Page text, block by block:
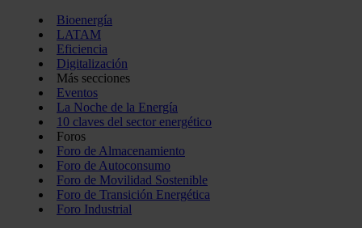
Bioenergía
LATAM
Eficiencia
Digitalización
Más secciones
Eventos
La Noche de la Energía
10 claves del sector energético
Foros
Foro de Almacenamiento
Foro de Autoconsumo
Foro de Movilidad Sostenible
Foro de Transición Energética
Foro Industrial